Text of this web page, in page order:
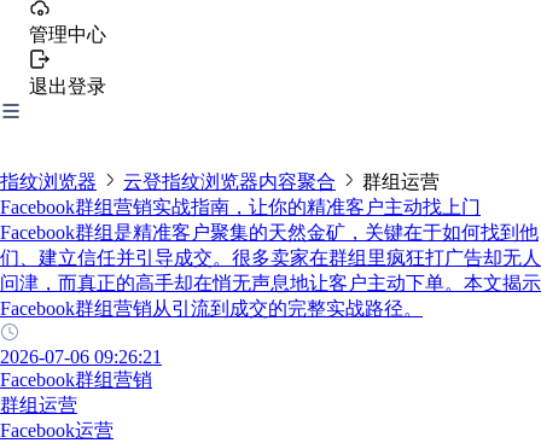
管理中心
退出登录
指纹浏览器 云登指纹浏览器内容聚合
群组运营
Facebook群组营销实战指南，让你的精准客户主动找上门
Facebook群组是精准客户聚集的天然金矿，关键在于如何找到他
们、建立信任并引导成交。很多卖家在群组里疯狂打广告却无人
问津，而真正的高手却在悄无声息地让客户主动下单。本文揭示
Facebook群组营销从引流到成交的完整实战路径。
2026-07-06 09:26:21
Facebook群组营销
群组运营
Facebook运营